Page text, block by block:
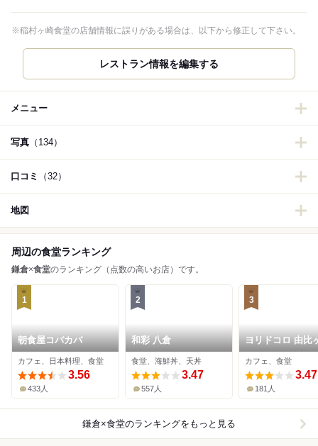
※稲村ヶ崎食堂の店舗情報に誤りがある場合は、以下から修正して下さい。
レストラン情報を編集する
メニュー
写真 （134）
口コミ （32）
地図
周辺の食堂ランキング
鎌倉×食堂のランキング（点数の高いお店）です。
1
朝食屋コバカバ
カフェ、日本料理、食堂
3.56
433人
2
和彩 八倉
食堂、海鮮丼、天丼
3.47
557人
3
ヨリドコロ 由比
大通り店
カフェ、食堂
3.47
181人
鎌倉×食堂のランキングをもっと見る